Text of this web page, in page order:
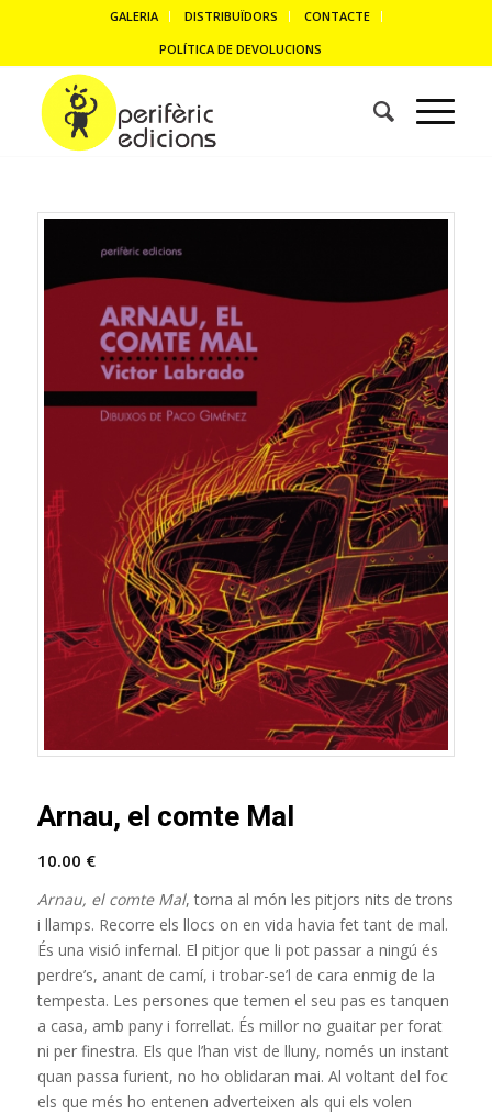
GALERIA DISTRIBUÏDORS
CONTACTE
POLÍTICA DE DEVOLUCIONS
Arnau, el comte Mal
10.00 €
Arnau, el comte Mal, torna al món les pitjors nits de trons
i llamps. Recorre els llocs on en vida havia fet tant de mal.
És una visió infernal. El pitjor que li pot passar a ningú és
perdre’s, anant de camí, i trobar-se’l de cara enmig de la
tempesta. Les persones que temen el seu pas es tanquen
a casa, amb pany i forrellat. És millor no guaitar per forat
ni per finestra. Els que l’han vist de lluny, només un instant
quan passa furient, no ho oblidaran mai. Al voltant del foc
els que més ho entenen adverteixen als qui els volen